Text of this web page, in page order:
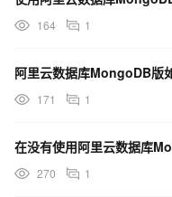
164 1
171 1
270 1